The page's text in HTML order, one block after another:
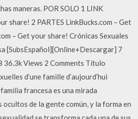
maneras. POR SOLO 1 LINK
share! 2 PARTES LinkBucks.com – Get
– Get your share! Crónicas Sexuales
[SubsEspañol][Online+Descargar] 7
36.3k Views 2 Comments Título
d’une famille d’aujourd’hui
francesa es una mirada
de la gente común, y la forma en